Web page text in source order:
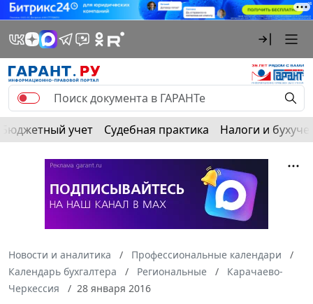
Бюджетный учет Судебная практика Налоги и
Новости и аналитика
Профессиональные календари
Календарь бухгалтера
Региональные
Карачаево-
Черкессия
28 января 2016